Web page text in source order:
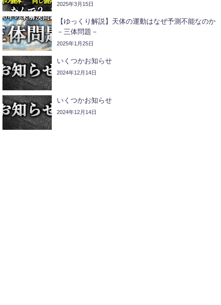
2025年3月15日
【ゆっくり解説】天体の運動はなぜ予測不能なのか
－三体問題－
2025年1月25日
いくつかお知らせ
2024年12月14日
いくつかお知らせ
2024年12月14日